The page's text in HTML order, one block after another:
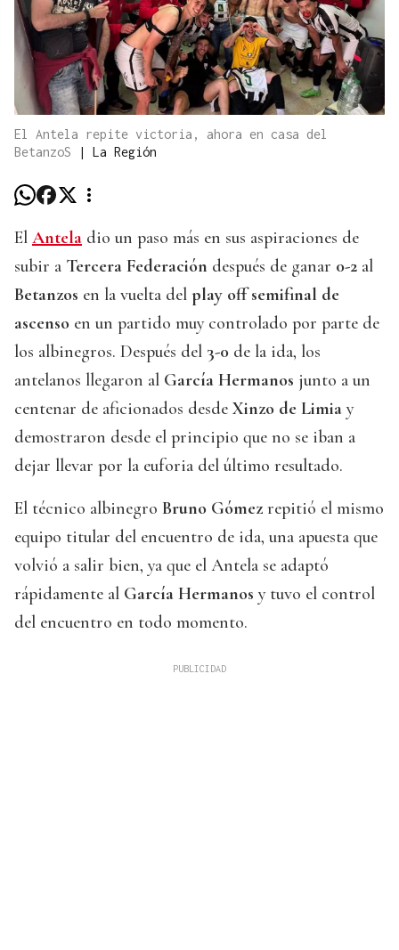
El Antela repite victoria, ahora en casa del
BetanzoS
| La Región
El Antela dio un paso más en sus aspiraciones de
subir a Tercera Federación después de ganar 0-2 al
Betanzos en la vuelta del play off semifinal de
ascenso en un partido muy controlado por parte de
los albinegros. Después del 3-0 de la ida, los
antelanos llegaron al García Hermanos junto a un
centenar de aficionados desde Xinzo de Limia y
demostraron desde el principio que no se iban a
dejar llevar por la euforia del último resultado.
El técnico albinegro Bruno Gómez repitió el mismo
equipo titular del encuentro de ida, una apuesta que
volvió a salir bien, ya que el Antela se adaptó
rápidamente al García Hermanos y tuvo el control
del encuentro en todo momento.